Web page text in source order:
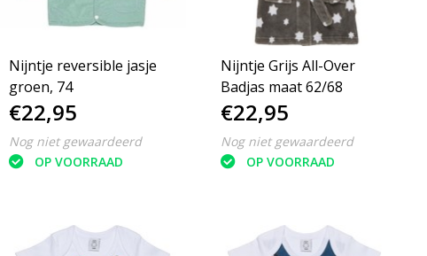
Nijntje reversible jasje
groen, 74
€22,95
Nog niet gewaardeerd
OP VOORRAAD
Nijntje Grijs All-Over
Badjas maat 62/68
€22,95
Nog niet gewaardeerd
OP VOORRAAD